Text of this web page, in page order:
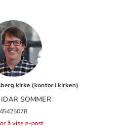
kirke (kontor i kirken)
SOMMER
45425078
å vise e-post